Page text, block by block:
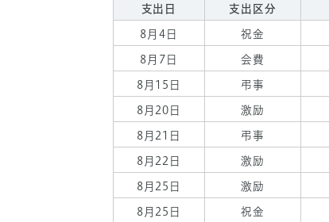
支出日 支出区分
8月4日 祝金
8月7日 会費
8月15日 弔事
8月20日 激励
8月21日 弔事
8月22日 激励
8月25日 激励
8月25日 祝金